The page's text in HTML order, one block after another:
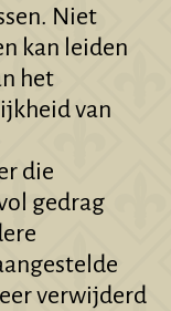
Niet
kan leiden
het
van
die
gedrag
verwijderd